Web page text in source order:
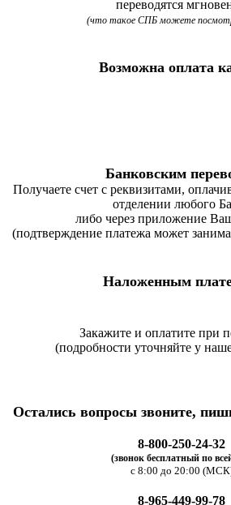
переводятся
(что такое СПБ можете
Возможна оплата
Банковским
Получаете счет с реквизитами,
отделении любого
либо через приложение
(подтверждение платежа может
Наложенным
Закажите и оплатите при
(подробности уточняйте у
Остались вопросы звоните,
8-800-250-24-32
(звонок бесплатный по
с 8:00 до 20:00
8-965-449-99-78